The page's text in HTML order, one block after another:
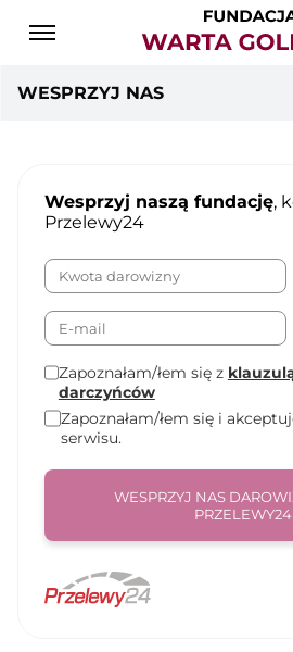
WESPRZYJ NAS
Wesprzyj naszą fundację,
Przelewy24
Zapoznałam/łem się z
darczyńców
Zapoznałam/łem się i
serwisu.
WESPRZYJ NAS
PRZELEWY24